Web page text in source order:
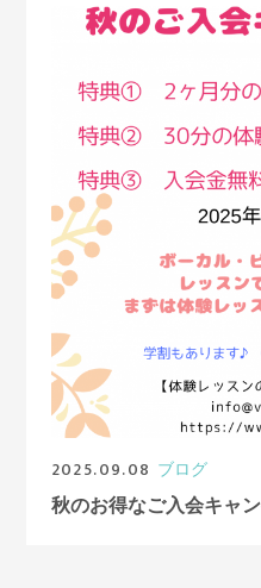
2025.09.08 ブログ
秋のお得なご入会キャ